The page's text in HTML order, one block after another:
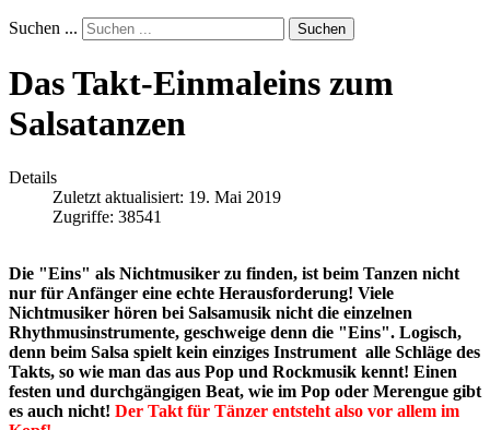
Suchen ... Suchen
Das Takt-Einmaleins zum
Salsatanzen
Details
Zuletzt aktualisiert: 19. Mai 2019
Zugriffe: 38541
Die "Eins" als Nichtmusiker zu finden, ist beim Tanzen nicht
nur für Anfänger eine echte Herausforderung! Viele
Nichtmusiker hören bei Salsamusik nicht die einzelnen
Rhythmusinstrumente, geschweige denn die "Eins". Logisch,
denn beim Salsa spielt kein einziges Instrument alle Schläge des
Takts, so wie man das aus Pop und Rockmusik kennt! Einen
festen und durchgängigen Beat, wie im Pop oder Merengue gibt
es auch nicht! Der Takt für Tänzer entsteht also vor allem im